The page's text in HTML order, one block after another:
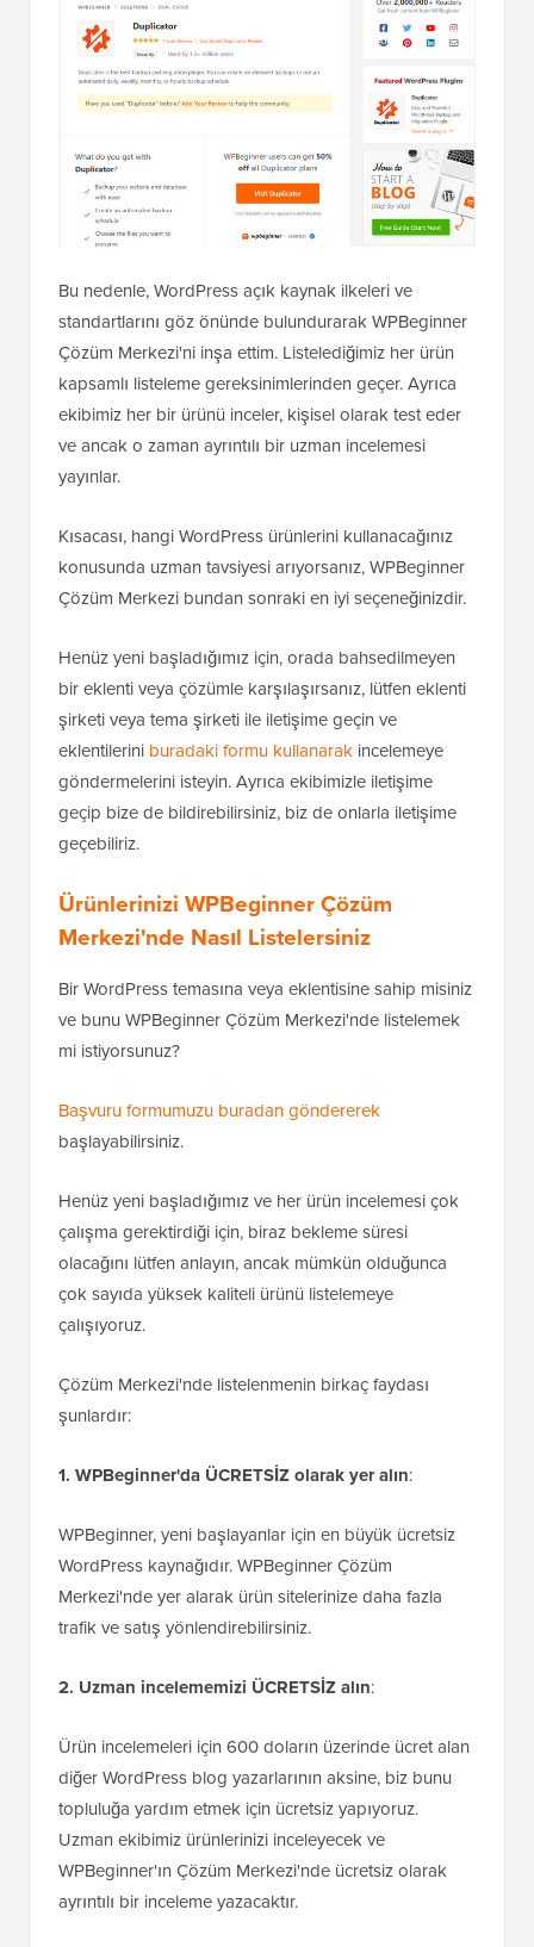
Bu nedenle, WordPress açık kaynak ilkeleri ve
standartlarını göz önünde bulundurarak WPBeginner
Çözüm Merkezi'ni inşa ettim. Listelediğimiz her ürün
kapsamlı listeleme gereksinimlerinden geçer. Ayrıca
ekibimiz her bir ürünü inceler, kişisel olarak test eder
ve ancak o zaman ayrıntılı bir uzman incelemesi
yayınlar.
Kısacası, hangi WordPress ürünlerini kullanacağınız
konusunda uzman tavsiyesi arıyorsanız, WPBeginner
Çözüm Merkezi bundan sonraki en iyi seçeneğinizdir.
Henüz yeni başladığımız için, orada bahsedilmeyen
bir eklenti veya çözümle karşılaşırsanız, lütfen eklenti
şirketi veya tema şirketi ile iletişime geçin ve
eklentilerini buradaki formu kullanarak incelemeye
göndermelerini isteyin. Ayrıca ekibimizle iletişime
geçip bize de bildirebilirsiniz, biz de onlarla iletişime
geçebiliriz.
Ürünlerinizi WPBeginner Çözüm
Merkezi'nde Nasıl Listelersiniz
Bir WordPress temasına veya eklentisine sahip misiniz
ve bunu WPBeginner Çözüm Merkezi'nde listelemek
mi istiyorsunuz?
Başvuru formumuzu buradan göndererek
başlayabilirsiniz.
Henüz yeni başladığımız ve her ürün incelemesi çok
çalışma gerektirdiği için, biraz bekleme süresi
olacağını lütfen anlayın, ancak mümkün olduğunca
çok sayıda yüksek kaliteli ürünü listelemeye
çalışıyoruz.
Çözüm Merkezi'nde listelenmenin birkaç faydası
şunlardır:
1. WPBeginner'da ÜCRETSİZ olarak yer alın:
WPBeginner, yeni başlayanlar için en büyük ücretsiz
WordPress kaynağıdır. WPBeginner Çözüm
Merkezi'nde yer alarak ürün sitelerinize daha fazla
trafik ve satış yönlendirebilirsiniz.
2. Uzman incelememizi ÜCRETSİZ alın:
Ürün incelemeleri için 600 doların üzerinde ücret alan
diğer WordPress blog yazarlarının aksine, biz bunu
topluluğa yardım etmek için ücretsiz yapıyoruz.
Uzman ekibimiz ürünlerinizi inceleyecek ve
WPBeginner'ın Çözüm Merkezi'nde ücretsiz olarak
ayrıntılı bir inceleme yazacaktır.